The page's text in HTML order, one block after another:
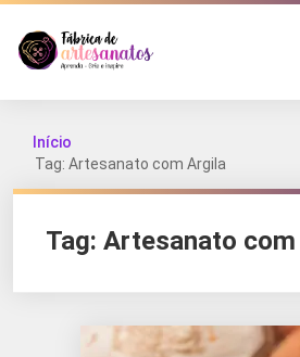
Início
Tag: Artesanato com Argila
Tag: Artesanato